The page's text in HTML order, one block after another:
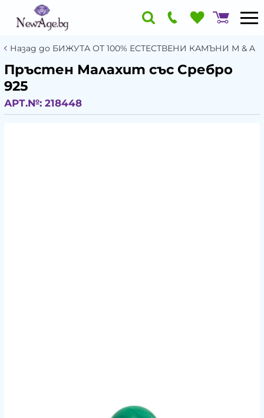
Назад до БИЖУТА ОТ 100% ЕСТЕСТВЕНИ КАМЪНИ М & A
Пръстен Малахит със Сребро
925
АРТ.№: 218448